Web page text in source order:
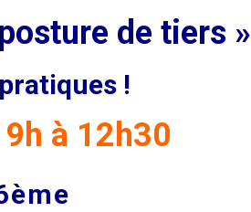
de tiers »
!
à 12h30